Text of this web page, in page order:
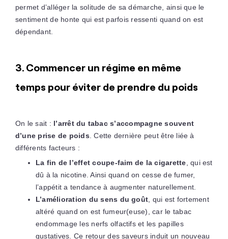
permet d’alléger la solitude de sa démarche, ainsi que le
sentiment de honte qui est parfois ressenti quand on est
dépendant.
3. Commencer un régime en même
temps pour éviter de prendre du poids
On le sait : l’arrêt du tabac s’accompagne souvent
d’une prise de poids . Cette dernière peut être liée à
différents facteurs :
La fin de l’effet coupe-faim de la cigarette , qui est
dû à la nicotine. Ainsi quand on cesse de fumer,
l’appétit a tendance à augmenter naturellement.
L’amélioration du sens du goût , qui est fortement
altéré quand on est fumeur(euse), car le tabac
endommage les nerfs olfactifs et les papilles
gustatives. Ce retour des saveurs induit un nouveau